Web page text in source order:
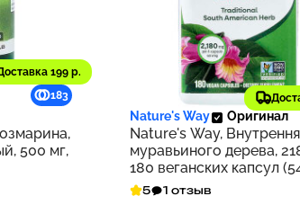
199 р.
183
500 мг,
1 688 ₽
Nature's Way Оригинал
Nature's Way,
муравьиного дерева,
180 веганских капсул
на капсулу)
5 1 отзыв